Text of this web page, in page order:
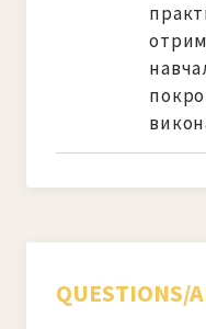
QUESTIONS/